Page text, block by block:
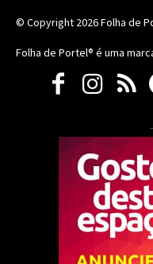
© Copyright 2026Folha de
Folha de Portel® é uma